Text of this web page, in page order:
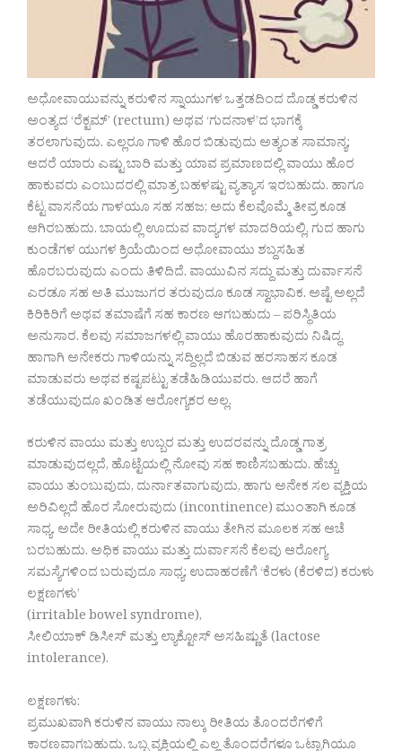
ಅಧೋವಾಯುವನ್ನು ಕರುಳಿನ ಸ್ನಾಯುಗಳ ಒತ್ತಡದಿಂದ ದೊಡ್ಡ ಕರುಳಿನ
ಅಂತ್ಯದ ‘ರೆಕ್ಟಮ್’ (rectum) ಅಥವ ‘ಗುದನಾಳ’ದ ಭಾಗಕ್ಕೆ
ತರಲಾಗುವುದು. ಎಲ್ಲರೂ ಗಾಳಿ ಹೊರ ಬಿಡುವುದು ಅತ್ಯಂತ ಸಾಮಾನ್ಯ;
ಆದರೆ ಯಾರು ಎಷ್ಟು ಬಾರಿ ಮತ್ತು ಯಾವ ಪ್ರಮಾಣದಲ್ಲಿ ವಾಯು ಹೊರ
ಹಾಕುವರು ಎಂಬುದರಲ್ಲಿ ಮಾತ್ರ ಬಹಳಷ್ಟು ವ್ಯತ್ಯಾಸ ಇರಬಹುದು. ಹಾಗೂ
ಕೆಟ್ಟ ವಾಸನೆಯ ಗಾಳಯೂ ಸಹ ಸಹಜ; ಅದು ಕೆಲವೊಮ್ಮೆ ತೀವ್ರ ಕೂಡ
ಆಗಿರಬಹುದು. ಬಾಯಲ್ಲಿ ಊದುವ ವಾದ್ಯಗಳ ಮಾದರಿಯಲ್ಲಿ, ಗುದ ಹಾಗು
ಕುಂಡೆಗಳ ಯುಗಳ ಕ್ರಿಯೆಯಿಂದ ಅಧೋವಾಯು ಶಬ್ದಸಹಿತ
ಹೊರಬರುವುದು ಎಂದು ತಿಳಿದಿದೆ. ವಾಯುವಿನ ಸದ್ದು ಮತ್ತು ದುರ್ವಾಸನೆ
ಎರಡೂ ಸಹ ಅತಿ ಮುಜುಗರ ತರುವುದೂ ಕೂಡ ಸ್ವಾಭಾವಿಕ. ಅಷ್ಟೆ ಅಲ್ಲದೆ
ಕಿರಿಕಿರಿಗೆ ಅಥವ ತಮಾಷೆಗೆ ಸಹ ಕಾರಣ ಆಗಬಹುದು – ಪರಿಸ್ಥಿತಿಯ
ಅನುಸಾರ. ಕೆಲವು ಸಮಾಜಗಳಲ್ಲಿ ವಾಯು ಹೊರಹಾಕುವುದು ನಿಷಿದ್ಧ.
ಹಾಗಾಗಿ ಅನೇಕರು ಗಾಳಿಯನ್ನು ಸದ್ದಿಲ್ಲದೆ ಬಿಡುವ ಹರಸಾಹಸ ಕೂಡ
ಮಾಡುವರು ಅಥವ ಕಷ್ಟಪಟ್ಟು ತಡೆಹಿಡಿಯುವರು. ಆದರೆ ಹಾಗೆ
ತಡೆಯುವುದೂ ಖಂಡಿತ ಆರೋಗ್ಯಕರ ಅಲ್ಲ.
ಕರುಳಿನ ವಾಯು ಮತ್ತು ಉಬ್ಬರ ಮತ್ತು ಉದರವನ್ನು ದೊಡ್ಡ ಗಾತ್ರ
ಮಾಡುವುದಲ್ಲದೆ, ಹೊಟ್ಟೆಯಲ್ಲಿ ನೋವು ಸಹ ಕಾಣಿಸಬಹುದು. ಹೆಚ್ಚು
ವಾಯು ತುಂಬುವುದು, ದುರ್ನಾತವಾಗುವುದು, ಹಾಗು ಅನೇಕ ಸಲ ವ್ಯಕ್ತಿಯ
ಅರಿವಿಲ್ಲದೆ ಹೊರ ಸೋರುವುದು (incontinence) ಮುಂತಾಗಿ ಕೂಡ
ಸಾಧ್ಯ. ಅದೇ ರೀತಿಯಲ್ಲಿ ಕರುಳಿನ ವಾಯು ತೇಗಿನ ಮೂಲಕ ಸಹ ಆಚೆ
ಬರಬಹುದು. ಅಧಿಕ ವಾಯು ಮತ್ತು ದುರ್ವಾಸನೆ ಕೆಲವು ಆರೋಗ್ಯ
ಸಮಸ್ಯೆಗಳಿಂದ ಬರುವುದೂ ಸಾಧ್ಯ; ಉದಾಹರಣೆಗೆ ‘ಕೆರಳು (ಕೆರಳಿದ) ಕರುಳು
ಲಕ್ಷಣಗಳು’
(irritable bowel syndrome),
ಸೀಲಿಯಾಕ್ ಡಿಸೀಸ್ ಮತ್ತು ಲ್ಯಾಕ್ಟೋಸ್ ಅಸಹಿಷ್ಣುತೆ (lactose
intolerance).
ಲಕ್ಷಣಗಳು:
ಪ್ರಮುಖವಾಗಿ ಕರುಳಿನ ವಾಯು ನಾಲ್ಕು ರೀತಿಯ ತೊಂದರೆಗಳಿಗೆ
ಕಾರಣವಾಗಬಹುದು. ಒಬ್ಬ ವ್ಯಕ್ತಿಯಲ್ಲಿ ಎಲ್ಲ ತೊಂದರೆಗಳೂ ಒಟ್ಟಾಗಿಯೂ